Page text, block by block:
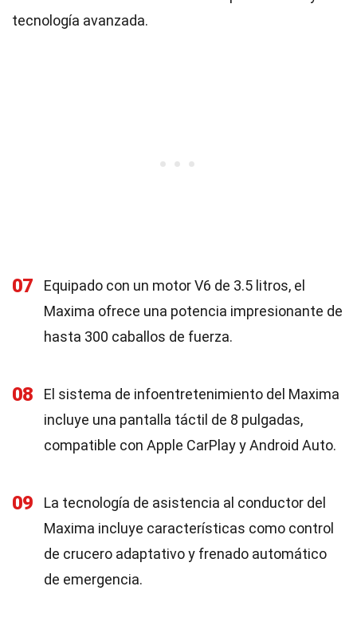
tecnología avanzada.
07
Equipado con un motor V6 de 3.5 litros, el
Maxima ofrece una potencia impresionante de
hasta 300 caballos de fuerza.
08
El sistema de infoentretenimiento del Maxima
incluye una pantalla táctil de 8 pulgadas,
compatible con Apple CarPlay y Android Auto.
09
La tecnología de asistencia al conductor del
Maxima incluye características como control
de crucero adaptativo y frenado automático
de emergencia.